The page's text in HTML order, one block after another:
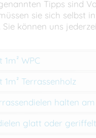
Tipps sind
sie sich selbst
Sie können uns
WPC
1m² Terrassenholz
halten
glatt oder